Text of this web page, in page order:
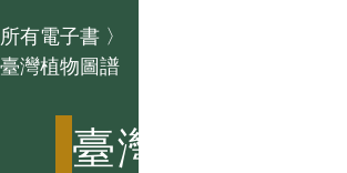
所有電子書 〉
臺灣植物圖譜
臺灣植物圖譜